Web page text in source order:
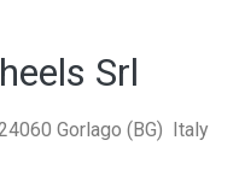
Srl
Gorlago (BG) Italy